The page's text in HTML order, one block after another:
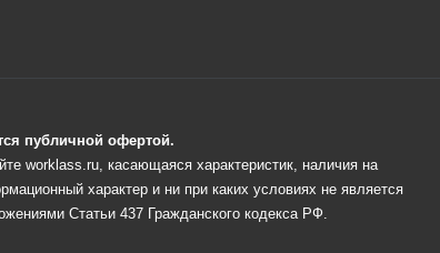
публичной офертой.
worklass.ru, касающаяся характеристик, наличия на
характер и ни при каких условиях не является
Статьи 437 Гражданского кодекса РФ.